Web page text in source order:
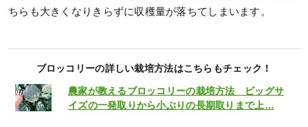
ちらも大きくなりきらずに収穫量が落ちてしまいます。
ブロッコリーの詳しい栽培方法はこちらもチェック！
農家が教えるブロッコリーの栽培方法 ビッグサ
イズの一発取りから小ぶりの長期取りまで上…